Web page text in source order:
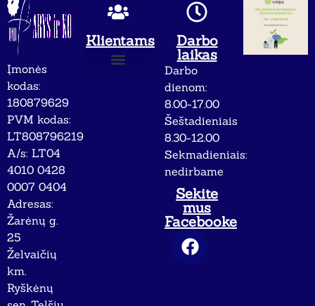
Įmonės
kodas:
180879629
PVM kodas:
LT808796219
A/s: LT04
4010 0428
0007 0404
Adresas:
Žarėnų g.
25
Želvaičių
km.
Ryškėnų
Klientams
Darbo
laikas
Darbo
dienom:
8.00-17.00
Šeštadieniais
8.30-12.00
Sekmadieniais:
nedirbame
Sekite
mus
Facebooke